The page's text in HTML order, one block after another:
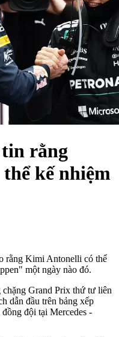
rằng
kế nhiệm
rằng Kimi Antonelli có thể
một ngày nào đó.
Grand Prix thứ tư liên
dẫn đầu trên bảng xếp
đội tại Mercedes -